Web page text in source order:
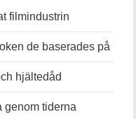
filmindustrin
de baserades på
hjältedåd
genom tiderna